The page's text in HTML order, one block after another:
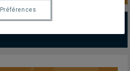
Préférences